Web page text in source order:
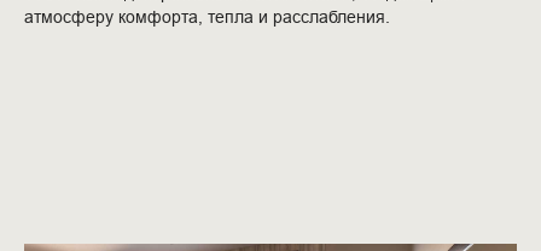
атмосферу комфорта, тепла и расслабления.